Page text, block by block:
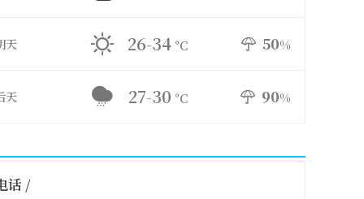
天 26-34 °C 50%
天 27-30 °C 90%
话 /